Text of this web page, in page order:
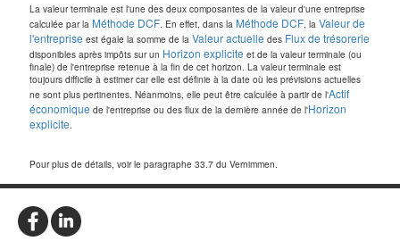
La valeur terminale est l'une des deux composantes de la valeur d'une entreprise
calculée par la Méthode DCF . En effet, dans la Méthode DCF , la Valeur de
l'entreprise est égale la somme de la Valeur actuelle des Flux de trésorerie
disponibles après impôts sur un Horizon explicite et de la valeur terminale (ou
finale) de l'entreprise retenue à la fin de cet horizon. La valeur terminale est
toujours difficile à estimer car elle est définie à la date où les prévisions actuelles
ne sont plus pertinentes. Néanmoins, elle peut être calculée à partir de l'Actif
économique de l'entreprise ou des flux de la dernière année de l'Horizon
explicite
Pour plus de détails, voir le paragraphe 33.7 du Vernimmen.